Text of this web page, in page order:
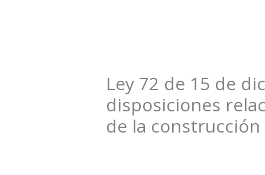
Ley 72 de 15 de
disposiciones
de la